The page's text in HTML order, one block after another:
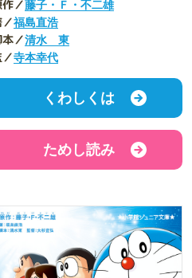
／藤子・Ｆ・不二雄
福島直浩
／清水 東
寺本幸代
くわしくは
ためし読み